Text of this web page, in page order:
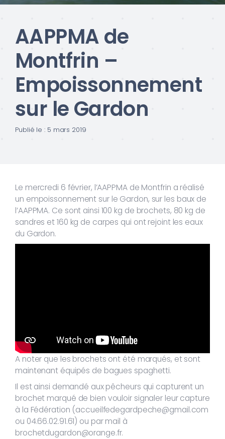
AAPPMA de
Montfrin –
Empoissonnement
sur le Gardon
Publié le : 5 mars 2019
Le mercredi 6 février, l’AAPPMA de Montfrin a réalisé
un empoissonnement sur le Gardon, sur les baux de
l’AAPPMA. Ce sont ainsi 100 kg de brochets, 80 kg de
sandres et 160 kg de carpes qui ont rejoint les eaux
du Gardon.
A noter que les brochets ont été marqués, et sont
maintenant équipés de bagues spaghetti.
Il est ainsi demandé aux pêcheurs qui capturent un
brochet marqué de bien vouloir signaler leur capture
à la Fédération (accueilfedegardpeche@gmail.com
ou 04.66.02.91.61) ou par mail à
brochetdugardon@orange.fr.